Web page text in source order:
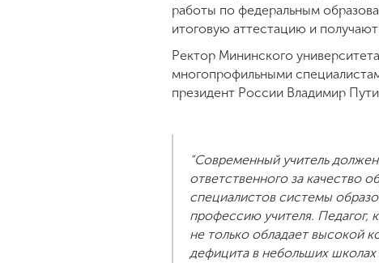
работы по федеральным
итоговую аттестацию и
Ректор Мининского
многопрофильными
президент России Владимир
“Современный учитель
ответственного за качество
специалистов системы
профессию учителя. Педагог,
не только обладает высокой
дефицита в небольших школах